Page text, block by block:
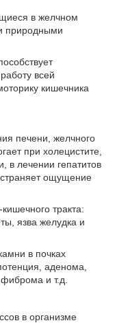
в желчном
природными
всей
кишечника
печени, желчного
при холецистите,
в лечении гепатитов
ощущение
тракта:
язва желудка и
в почках
аденома,
и т.д.
в организме